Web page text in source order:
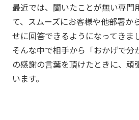
最近では、聞いたことが無い専門
て、スムーズにお客様や他部署か
せに回答できるようになってきま
そんな中で相手から「おかげで分
の感謝の言葉を頂けたときに、頑
います。